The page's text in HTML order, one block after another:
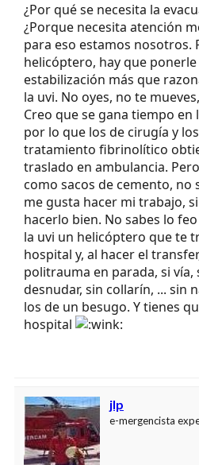
¿Por qué se necesita la
¿Porque necesita atención
para eso estamos nosotros.
helicóptero, hay que
estabilización más que
la uvi. No oyes, no te
Creo que se gana tiempo en
por lo que los de cirugía y
tratamiento fibrinolítico
traslado en ambulancia.
como sacos de cemento, no
me gusta hacer mi trabajo,
hacerlo bien. No sabes lo
la uvi un helicóptero que te
hospital y, al hacer el
politrauma en parada, si
desnudar, sin collarín, ... sin
los de un besugo. Y tienes
hospital
jlp
e-mergencista